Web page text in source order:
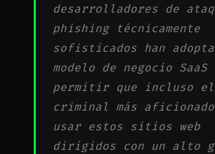
desarrolladores de
phishing técnicamente
sofisticados han
modelo de negocio SaaS
permitir que incluso el
criminal más
usar estos sitios web
dirigidos con un alto